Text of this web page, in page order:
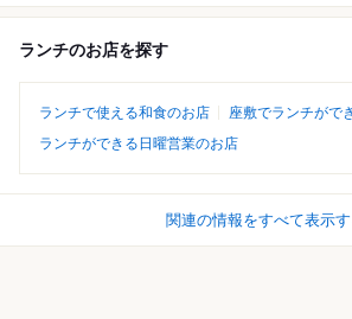
ランチのお店を探す
ランチで使える和食のお店
座敷でランチがで
ランチができる日曜営業のお店
関連の情報をすべて表示